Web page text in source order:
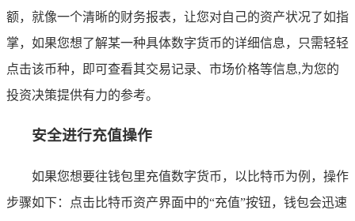
额，就像一个清晰的财务报表，让您对自己的资产状况了如指
掌，如果您想了解某一种具体数字货币的详细信息，只需轻轻
点击该币种，即可查看其交易记录、市场价格等信息,为您的
投资决策提供有力的参考。
安全进行充值操作
如果您想要往钱包里充值数字货币，以比特币为例，操作
步骤如下：点击比特币资产界面中的“充值”按钮，钱包会迅速